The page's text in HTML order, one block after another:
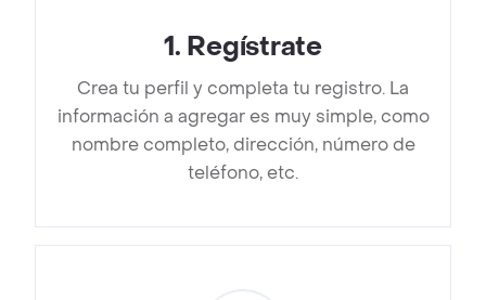
1. Regístrate
Crea tu perfil y completa tu registro. La
información a agregar es muy simple, como
nombre completo, dirección, número de
teléfono, etc.